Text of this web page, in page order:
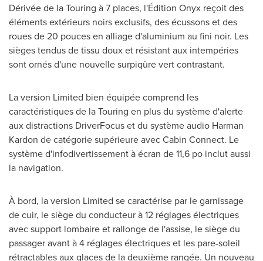
Dérivée de la Touring à 7 places, l'Édition Onyx reçoit des
éléments extérieurs noirs exclusifs, des écussons et des
roues de 20 pouces en alliage d'aluminium au fini noir. Les
sièges tendus de tissu doux et résistant aux intempéries
sont ornés d'une nouvelle surpiqûre vert contrastant.
La version Limited bien équipée comprend les
caractéristiques de la Touring en plus du système d'alerte
aux distractions DriverFocus et du système audio Harman
Kardon decatégorie supérieure avec Cabin Connect. Le
système d'infodivertissement à écran de 11,6 po inclut aussi
la navigation.
À bord, la version Limited se caractérise par le garnissage
de cuir, le siège du conducteur à 12 réglages électriques
avec support lombaire et rallonge de l'assise, le siège du
passager avant à 4 réglages électriques et les pare-soleil
rétractables aux glaces de la deuxième rangée. Un nouveau